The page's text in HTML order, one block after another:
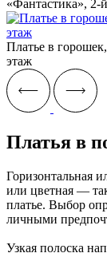
«Фантастика», 2-
Платье в
этаж
Платья в
Горизонтальная
или цветная —
платье. Выбор
личными
Узкая полоска